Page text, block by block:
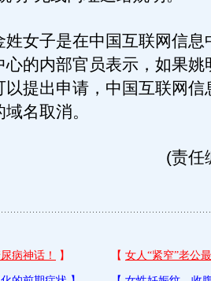
子是在中国互联网信息
心的内部官员表示，如果姚
以提出申请，中国互联网信
名取消。
(责任